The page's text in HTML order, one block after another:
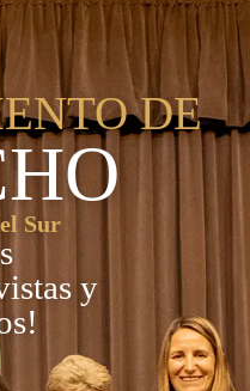
DE
Sur
y